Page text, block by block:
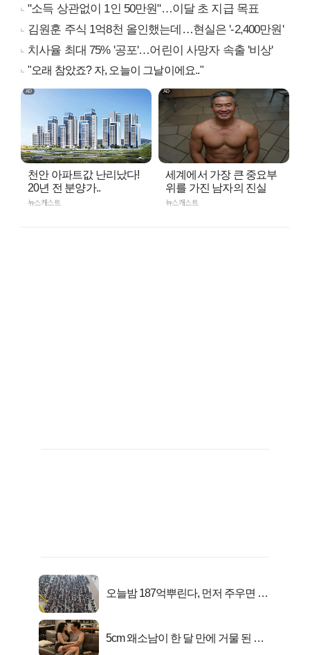
"소득 상관없이 1인 50만원"…이달 초 지급 목표
김원훈 주식 1억8천 올인했는데…현실은 '-2,400만원'
치사율 최대 75% '공포'…어린이 사망자 속출 '비상'
"오래 참았죠? 자, 오늘이 그날이에요.."
천안 아파트값 난리났다!
20년 전 분양가..
뉴스캐스트
세계에서 가장 큰 중요부
위를 가진 남자의 진실
뉴스캐스트
오늘밤 187억뿌린다, 먼저 주우면 최
5cm 왜소남이 한 달 만에 거물 된 사